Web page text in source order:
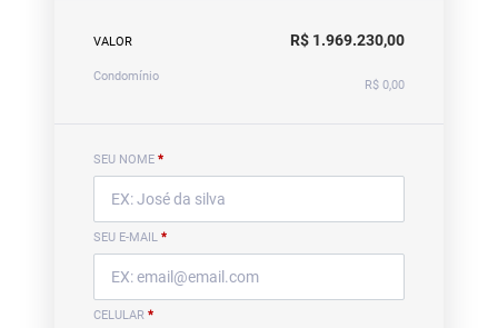
VALOR R$ 1.969.230,00
Condomínio
R$ 0,00
SEU NOME *
SEU E-MAIL *
CELULAR *